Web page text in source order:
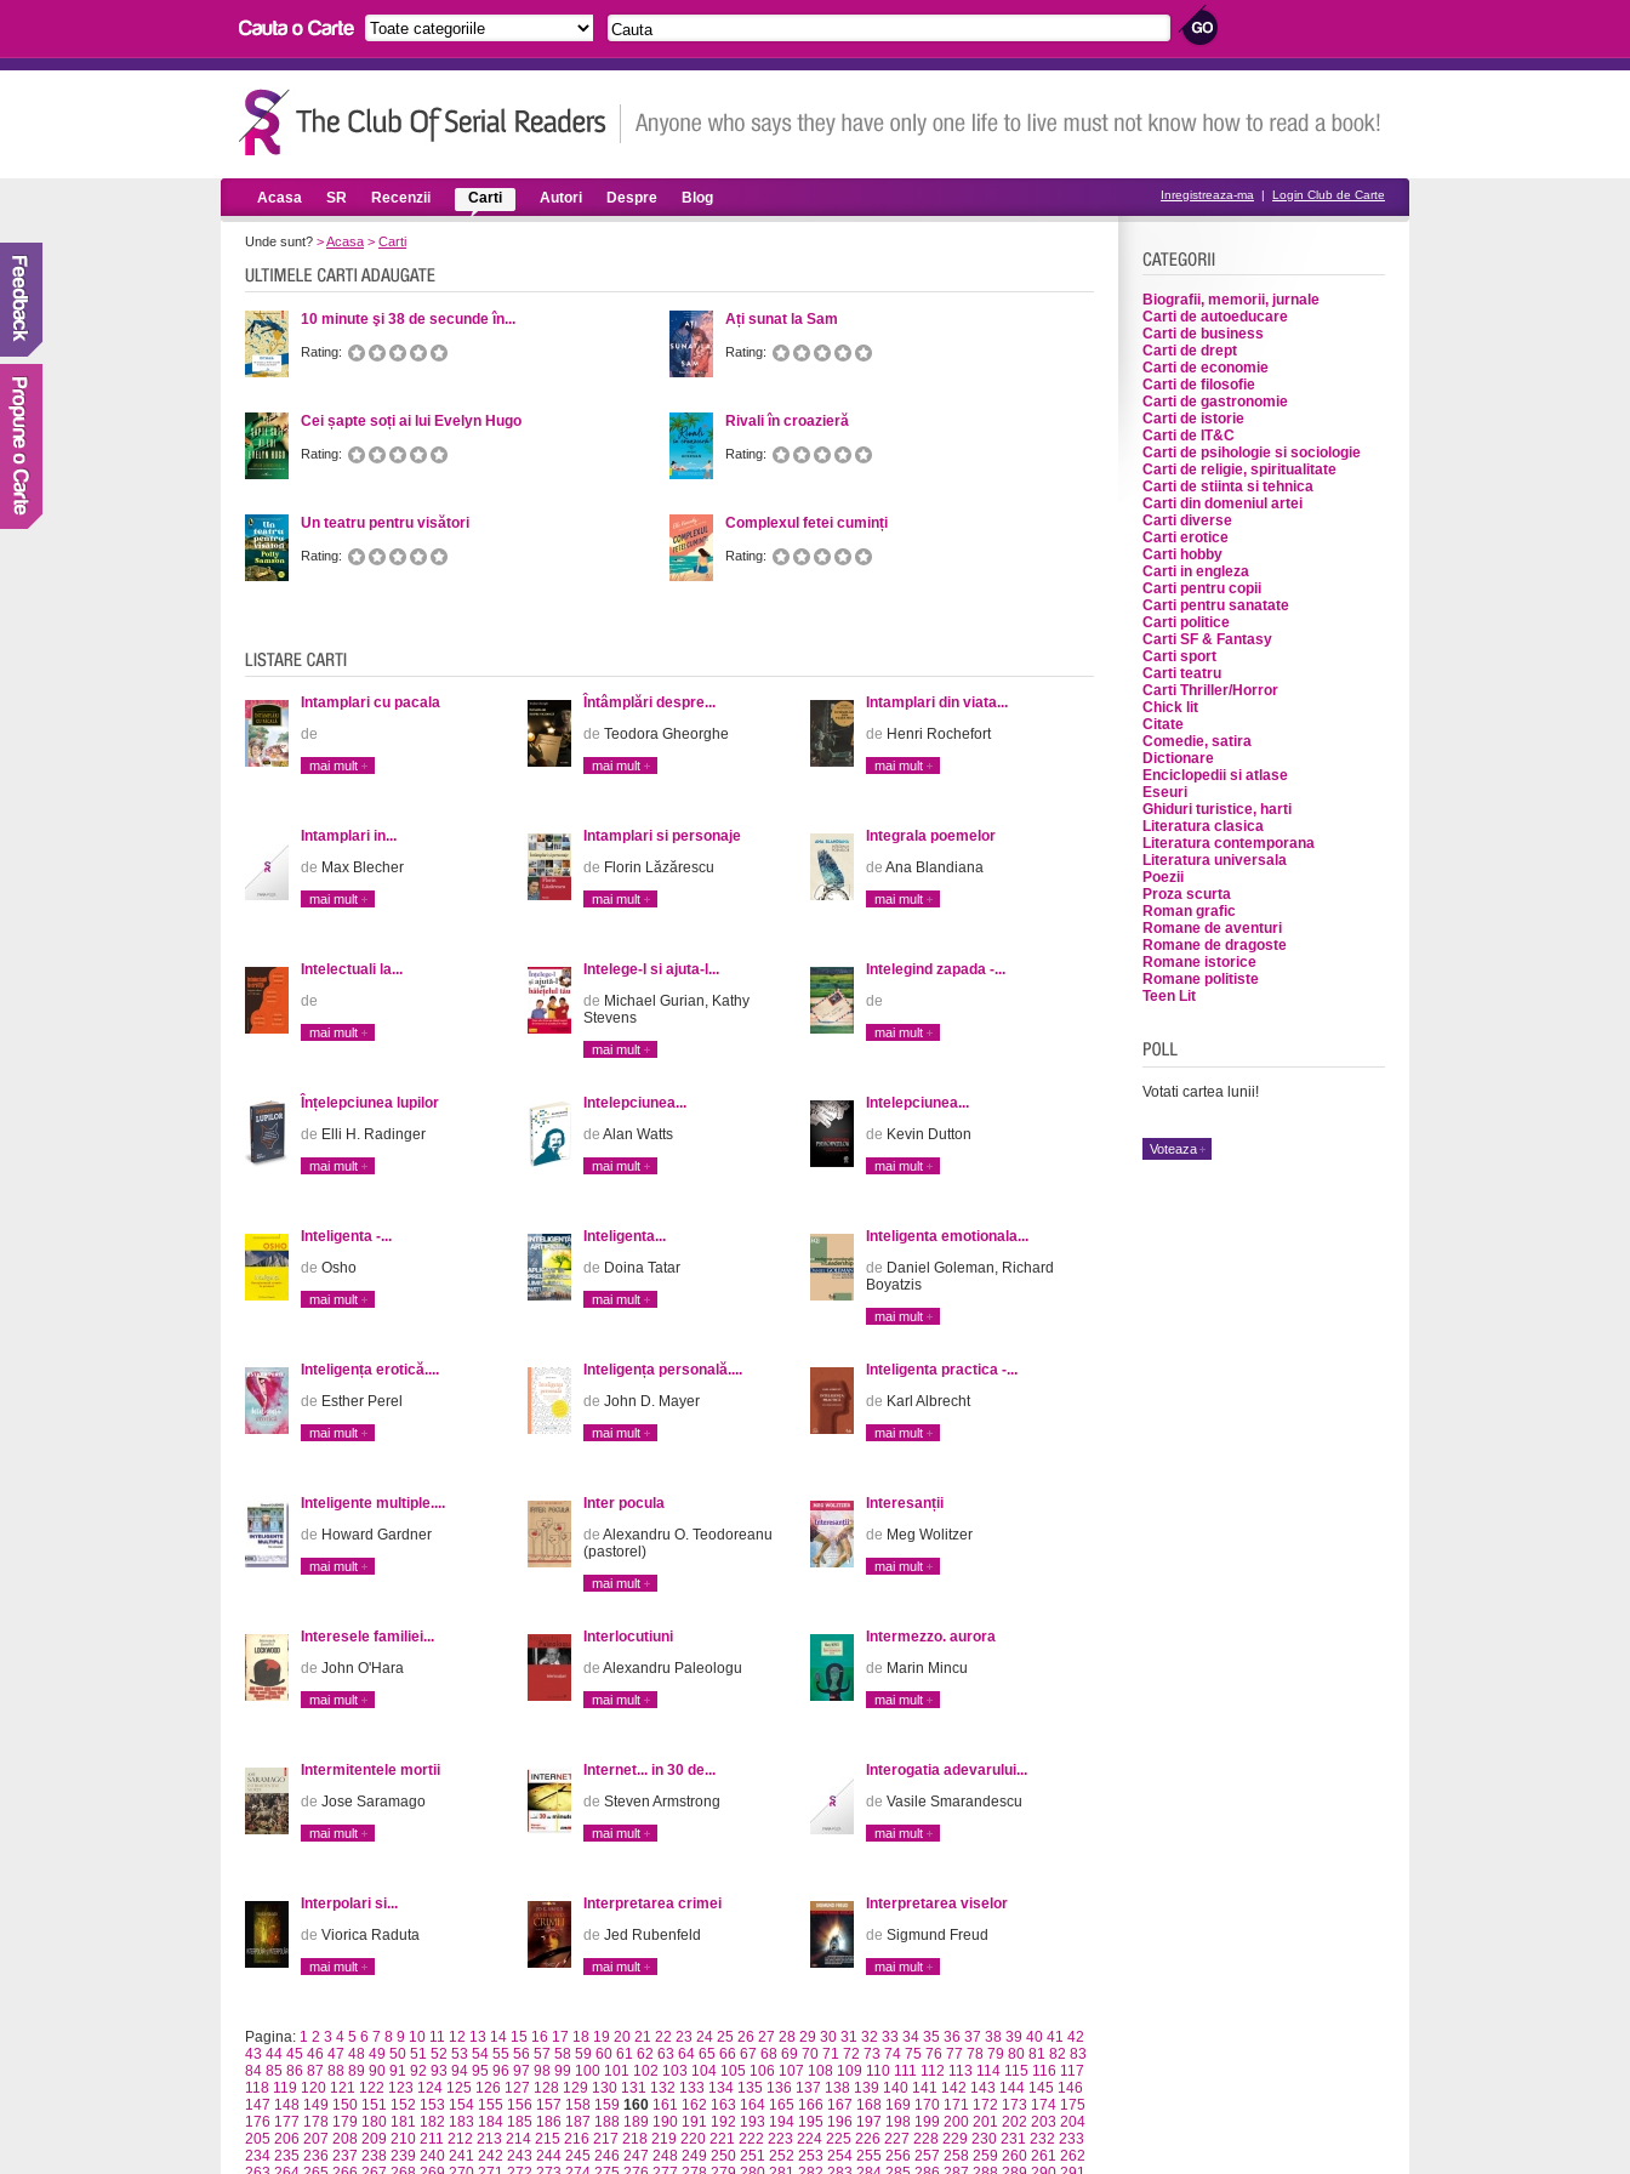
Acasa SR Recenzii Carti Autori Despre Blog Inregistreaza-ma | Login Club de Carte
Unde sunt? >Acasa > Carti
10 minute şi 38 de secunde în...
Rating:
Cei șapte soți ai lui Evelyn Hugo
Rating:
Un teatru pentru visători
Rating:
Ați sunat la Sam
Rating:
Rivali în croazieră
Rating:
Complexul fetei cuminți
Rating:
Intamplari cu pacala
de
mai mult
Întâmplări despre...
de Teodora Gheorghe
mai mult
Intamplari din viata...
de Henri Rochefort
mai mult
Intamplari in...
de Max Blecher
mai mult
Intamplari si personaje
de Florin Lăzărescu
mai mult
Integrala poemelor
de Ana Blandiana
mai mult
Intelectuali la...
de
mai mult
Intelege-l si ajuta-l...
de Michael Gurian, Kathy
Stevens
mai mult
Intelegind zapada -...
de
mai mult
Înțelepciunea lupilor
de Elli H. Radinger
mai mult
Intelepciunea...
de Alan Watts
mai mult
Intelepciunea...
de Kevin Dutton
mai mult
Inteligenta -...
de Osho
mai mult
Inteligenta...
de Doina Tatar
mai mult
Inteligenta emotionala...
de Daniel Goleman, Richard
Boyatzis
mai mult
Inteligența erotică....
de Esther Perel
mai mult
Inteligența personală....
de John D. Mayer
mai mult
Inteligenta practica -...
de Karl Albrecht
mai mult
Inteligente multiple....
de Howard Gardner
mai mult
Inter pocula
de Alexandru O. Teodoreanu
(pastorel)
mai mult
Interesanții
de Meg Wolitzer
mai mult
Interesele familiei...
de John O'Hara
mai mult
Interlocutiuni
de Alexandru Paleologu
mai mult
Intermezzo. aurora
de Marin Mincu
mai mult
Intermitentele mortii
de Jose Saramago
mai mult
Internet... in 30 de...
de Steven Armstrong
mai mult
Interogatia adevarului...
de Vasile Smarandescu
mai mult
Interpolari si...
de Viorica Raduta
mai mult
Interpretarea crimei
de Jed Rubenfeld
mai mult
Interpretarea viselor
de Sigmund Freud
mai mult
Pagina: 1 2 3 4 5 6 7 8 9 10 11 12 13 14 15 16 17 18 19 20 21 22 23 24 25 26 27 28 29 30 31 32 33 34 35 36 37 38 39 40 41 42
43 44 45 46 47 48 49 50 51 52 53 54 55 56 57 58 59 60 61 62 63 64 65 66 67 68 69 70 71 72 73 74 75 76 77 78 79 80 81 82 83
84 85 86 87 88 89 90 91 92 93 94 95 96 97 98 99 100 101 102 103 104 105 106 107 108 109 110 111 112 113 114 115 116 117
118 119 120 121 122 123 124 125 126 127 128 129 130 131 132 133 134 135 136 137 138 139 140 141 142 143 144 145 146
147 148 149 150 151 152 153 154 155 156 157 158 159 160 161 162 163 164 165 166 167 168 169 170 171 172 173 174 175
176 177 178 179 180 181 182 183 184 185 186 187 188 189 190 191 192 193 194 195 196 197 198 199 200 201 202 203 204
205 206 207 208 209 210 211 212 213 214 215 216 217 218 219 220 221 222 223 224 225 226 227 228 229 230 231 232 233
234 235 236 237 238 239 240 241 242 243 244 245 246 247 248 249 250 251 252 253 254 255 256 257 258 259 260 261 262
Biografii, memorii, jurnale
Carti de autoeducare
Carti de business
Carti de drept
Carti de economie
Carti de filosofie
Carti de gastronomie
Carti de istorie
Carti de IT&C
Carti de psihologie si sociologie
Carti de religie, spiritualitate
Carti de stiinta si tehnica
Carti din domeniul artei
Carti diverse
Carti erotice
Carti hobby
Carti in engleza
Carti pentru copii
Carti pentru sanatate
Carti politice
Carti SF & Fantasy
Carti sport
Carti teatru
Carti Thriller/Horror
Chick lit
Citate
Comedie, satira
Dictionare
Enciclopedii si atlase
Eseuri
Ghiduri turistice, harti
Literatura clasica
Literatura contemporana
Literatura universala
Poezii
Proza scurta
Roman grafic
Romane de aventuri
Romane de dragoste
Romane istorice
Romane politiste
Teen Lit
Votati cartea lunii!